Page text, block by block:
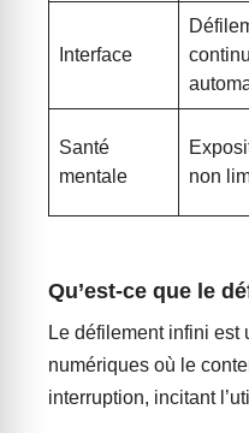
Interface
continu
Santé
mentale
non
Qu’est-ce que le
Le défilement infini
numériques où le
interruption, incitant